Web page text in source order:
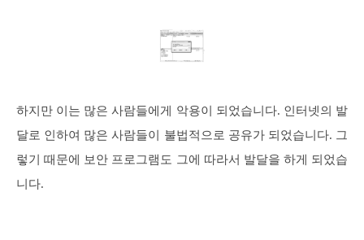
하지만 이는 많은 사람들에게 악용이 되었습니다. 인터넷의 발
달로 인하여 많은 사람들이 불법적으로 공유가 되었습니다. 그
렇기 때문에 보안 프로그램도 그에 따라서 발달을 하게 되었습
니다.